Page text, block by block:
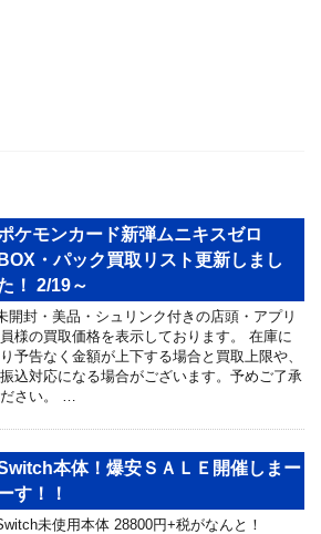
ケモンカード新弾ムニキスゼロ
BOX・パック買取リスト更新しまし
！ 2/19～
開封・美品・シュリンク付きの店頭・アプリ
様の買取価格を表示しております。 在庫に
予告なく金額が上下する場合と買取上限や、
込対応になる場合がございます。予めご了承
さい。 …
本体！爆安ＳＡＬＥ開催しまー
す！！
未使用本体 28800円+税がなんと！